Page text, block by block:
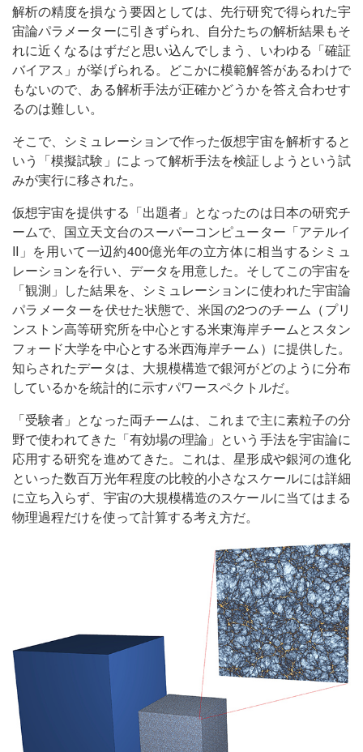
解析の精度を損なう要因としては、先行研究で得られた宇
宙論パラメーターに引きずられ、自分たちの解析結果もそ
れに近くなるはずだと思い込んでしまう、いわゆる「確証
バイアス」が挙げられる。どこかに模範解答があるわけで
もないので、ある解析手法が正確かどうかを答え合わせす
るのは難しい。
そこで、シミュレーションで作った仮想宇宙を解析すると
いう「模擬試験」によって解析手法を検証しようという試
みが実行に移された。
仮想宇宙を提供する「出題者」となったのは日本の研究チ
ームで、国立天文台のスーパーコンピューター「アテルイ
II」を用いて一辺約400億光年の立方体に相当するシミュ
レーションを行い、データを用意した。そしてこの宇宙を
「観測」した結果を、シミュレーションに使われた宇宙論
パラメーターを伏せた状態で、米国の2つのチーム（プリ
ンストン高等研究所を中心とする米東海岸チームとスタン
フォード大学を中心とする米西海岸チーム）に提供した。
知らされたデータは、大規模構造で銀河がどのように分布
しているかを統計的に示すパワースペクトルだ。
「受験者」となった両チームは、これまで主に素粒子の分
野で使われてきた「有効場の理論」という手法を宇宙論に
応用する研究を進めてきた。これは、星形成や銀河の進化
といった数百万光年程度の比較的小さなスケールには詳細
に立ち入らず、宇宙の大規模構造のスケールに当てはまる
物理過程だけを使って計算する考え方だ。